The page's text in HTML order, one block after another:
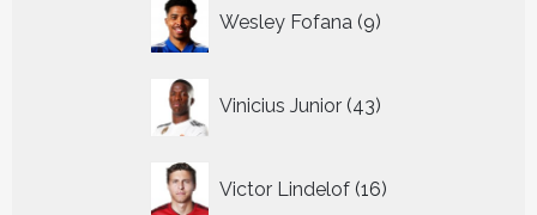
Wesley Fofana 9
producten
Vinicius Junior 43
producten
Victor Lindelof 16
producten